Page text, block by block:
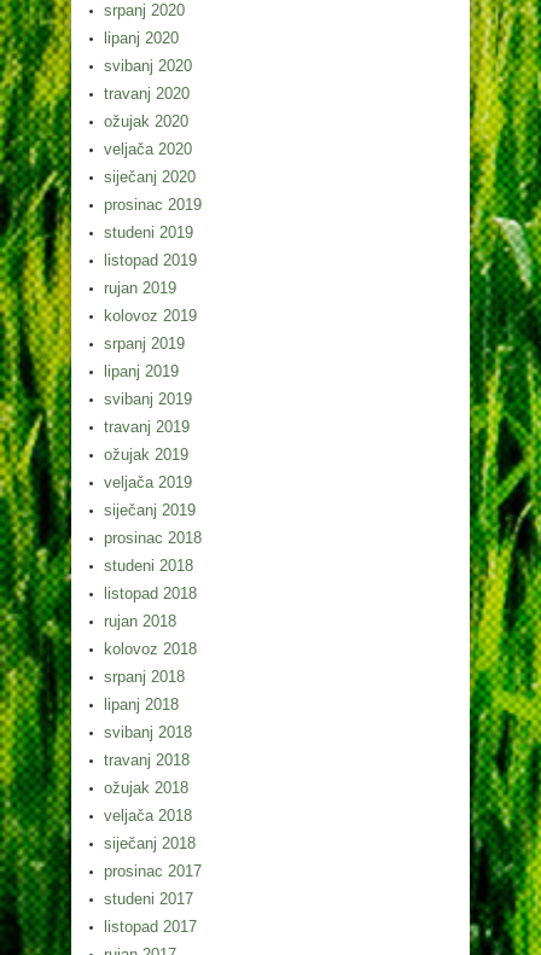
srpanj 2020
lipanj 2020
svibanj 2020
travanj 2020
ožujak 2020
veljača 2020
siječanj 2020
prosinac 2019
studeni 2019
listopad 2019
rujan 2019
kolovoz 2019
srpanj 2019
lipanj 2019
svibanj 2019
travanj 2019
ožujak 2019
veljača 2019
siječanj 2019
prosinac 2018
studeni 2018
listopad 2018
rujan 2018
kolovoz 2018
srpanj 2018
lipanj 2018
svibanj 2018
travanj 2018
ožujak 2018
veljača 2018
siječanj 2018
prosinac 2017
studeni 2017
listopad 2017